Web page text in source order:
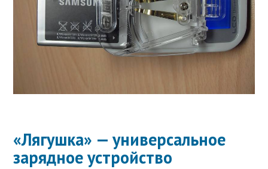
«Лягушка» — универсальное
зарядное устройство